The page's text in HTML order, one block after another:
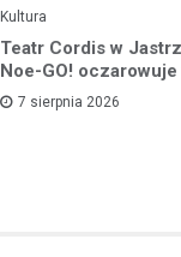
Kultura
Teatr Cordis w
Noe-GO!
7 sierpnia 2026